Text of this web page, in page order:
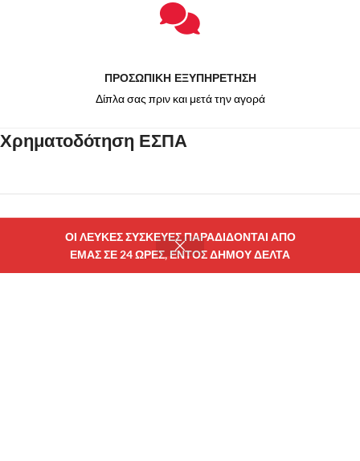
ΟΙ ΛΕΥΚΕΣ ΣΥΣΚΕΥΕΣ ΠΑΡΑΔΙΔΟΝΤΑΙ ΑΠΟ
ΕΜΑΣ ΣΕ 24 ΩΡΕΣ, ΕΝΤΟΣ ΔΗΜΟΥ ΔΕΛΤΑ
ΠΡΟΣΩΠΙΚΗ ΕΞΥΠΗΡΕΤΗΣΗ
Δίπλα σας πριν και μετά την αγορά
Χρηματοδότηση ΕΣΠΑ
Καλάθι
Λογαριασμού μου